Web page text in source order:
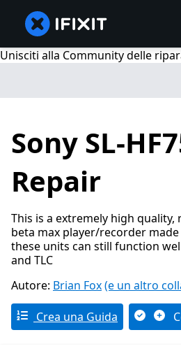
Unisciti alla Community delle
Sony SL-
Repair
This is a extremely high
beta max player/recorder
these units can still function
and TLC
Autore: Brian Fox(e un altro
Crea una Guida